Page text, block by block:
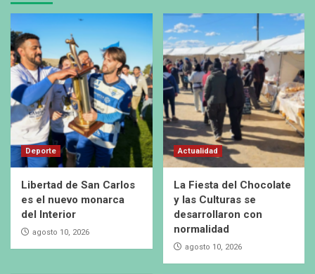
Deporte
Libertad de San Carlos
es el nuevo monarca
del Interior
agosto 10, 2026
Actualidad
La Fiesta del Chocolate
y las Culturas se
desarrollaron con
normalidad
agosto 10, 2026